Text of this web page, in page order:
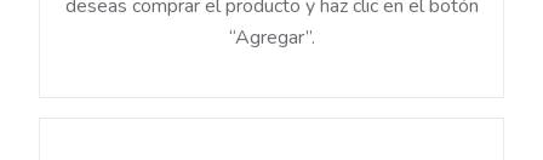
deseas comprar el producto y haz clic en el botón
“Agregar”.